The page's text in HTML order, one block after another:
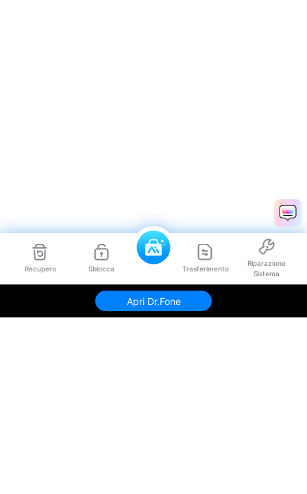
Recupero Sblocca Trasferimento
Riparazione
Sistema
Apri Dr.Fone